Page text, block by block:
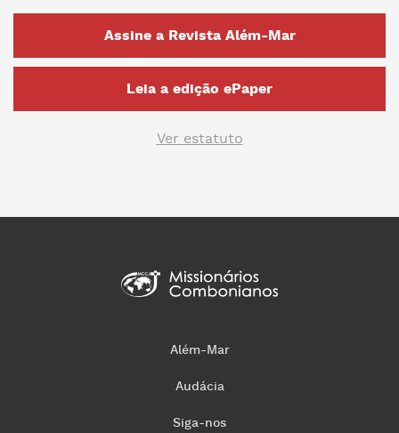
Assine a Revista Além-Mar
Leia a edição ePaper
Ver estatuto
Além-Mar
Audácia
Siga-nos